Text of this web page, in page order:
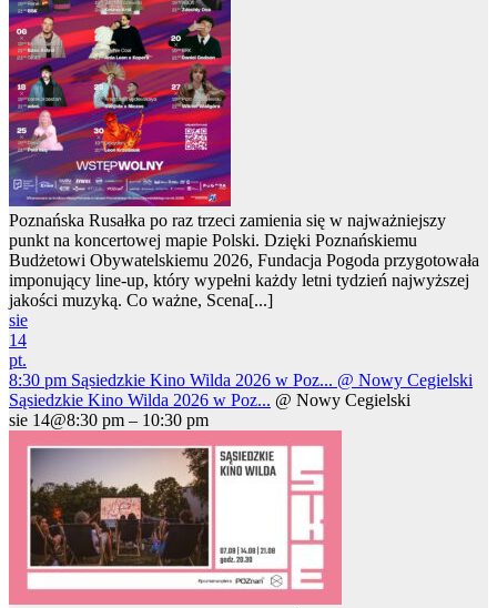
Poznańska Rusałka po raz trzeci zamienia się w najważniejszy
punkt na koncertowej mapie Polski. Dzięki Poznańskiemu
Budżetowi Obywatelskiemu 2026, Fundacja Pogoda przygotowała
imponujący line-up, który wypełni każdy letni tydzień najwyższej
jakości muzyką. Co ważne, Scena[...]
sie
14
pt.
8:30 pm Sąsiedzkie Kino Wilda 2026 w Poz... @ Nowy Cegielski
Sąsiedzkie Kino Wilda 2026 w Poz... @ Nowy Cegielski
sie 14@8:30 pm – 10:30 pm